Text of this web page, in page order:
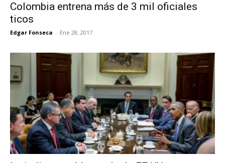
Colombia entrena más de 3 mil oficiales
ticos
Edgar Fonseca - Ene 28, 2017